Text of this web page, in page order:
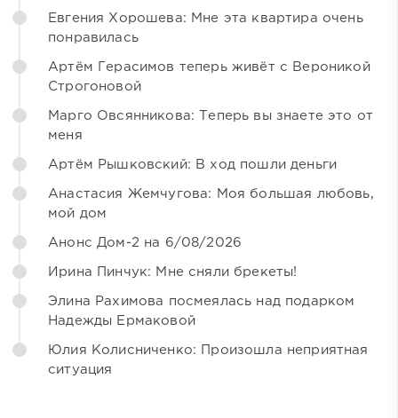
Евгения Хорошева: Мне эта квартира очень
понравилась
Артём Герасимов теперь живёт с Вероникой
Строгоновой
Марго Овсянникова: Теперь вы знаете это от
меня
Артём Рышковский: В ход пошли деньги
Анастасия Жемчугова: Моя большая любовь,
мой дом
Анонс Дом-2 на 6/08/2026
Ирина Пинчук: Мне сняли брекеты!
Элина Рахимова посмеялась над подарком
Надежды Ермаковой
Юлия Колисниченко: Произошла неприятная
ситуация